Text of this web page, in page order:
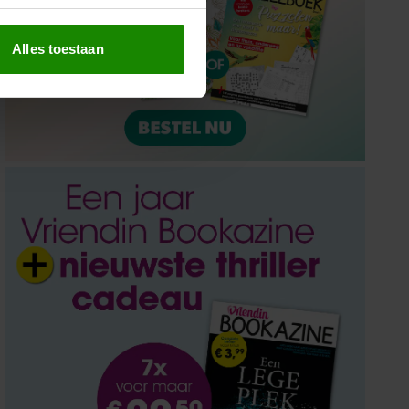
partners voor social
die u aan ze heeft
Alles toestaan